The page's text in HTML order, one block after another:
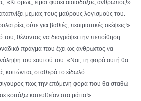
«Κι όμως, είμαι φύσει αισιόδοξος άνθρωπος!»
μεμιάς τους μαύρους λογισμούς του.
ούτε για βαθιές, πεσιμιστικές σκέψεις!»
θέλοντας να διαγράψει την πεποίθηση
πράγμα που έχει ως άνθρωπος να
του εαυτού του. «Ναι, τη φορά αυτή θα
κοιτώντας σταθερά το είδωλό
πως την επόμενη φορά που θα σταθώ
κατευθείαν στα μάτια!»